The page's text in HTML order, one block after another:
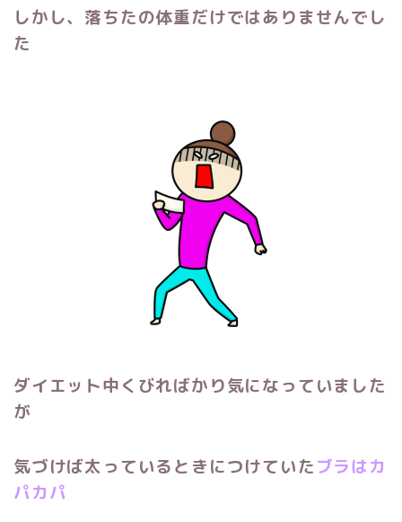
しかし、落ちたの体重だけではありませんでし
た
ダイエット中くびればかり気になっていました
が
気づけば太っているときにつけていたブラはカ
パカパ